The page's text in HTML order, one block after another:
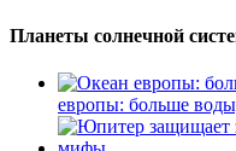
Планеты солнечной
европы: больше